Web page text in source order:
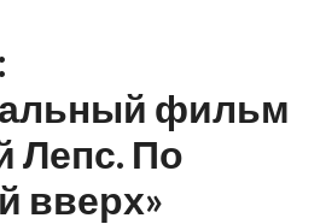
фильм
Лепс. По
вверх»